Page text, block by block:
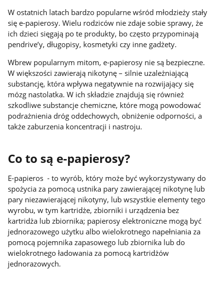
W ostatnich latach bardzo popularne wśród młodzieży stały
się e-papierosy. Wielu rodziców nie zdaje sobie sprawy, że
ich dzieci sięgają po te produkty, bo często przypominają
pendrive’y, długopisy, kosmetyki czy inne gadżety.
Wbrew popularnym mitom, e-papierosy nie są bezpieczne.
W większości zawierają nikotynę – silnie uzależniającą
substancję, która wpływa negatywnie na rozwijający się
mózg nastolatka. W ich składzie znajdują się również
szkodliwe substancje chemiczne, które mogą powodować
podrażnienia dróg oddechowych, obniżenie odporności, a
także zaburzenia koncentracji i nastroju.
Co to są e-papierosy?
E-papieros - to wyrób, który może być wykorzystywany do
spożycia za pomocą ustnika pary zawierającej nikotynę lub
pary niezawierającej nikotyny, lub wszystkie elementy tego
wyrobu, w tym kartridże, zbiorniki i urządzenia bez
kartridża lub zbiornika; papierosy elektroniczne mogą być
jednorazowego użytku albo wielokrotnego napełniania za
pomocą pojemnika zapasowego lub zbiornika lub do
wielokrotnego ładowania za pomocą kartridżów
jednorazowych.